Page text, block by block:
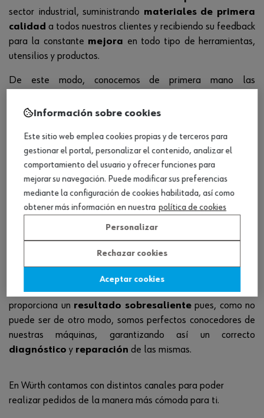
sector industrial, suministrando materiales de primera
calidad a todos nuestros clientes y recibiendo su feedback
para la constante mejora en todo tipo de herramientas,
utensilios y productos.
De este modo, conocemos de primera mano las
permitiéndonos evolucionar en todos aquellos aspectos
cumplir con sus expectativas bajo los más estrictos
estándares de calidad.
Por otro lado, todos nuestros productos son de alta
calidad,testadosantes de su comercialización y
probados conexigentes programas de calidad
, garantizando así un resultado inigualable.
originales y propias de nuestra compañía, denominado
Master Service. El hecho de no externalizar este servicio
proporciona un resultado sobresalientepues, como no
puede ser de otro modo, somos perfectos conocedores de
nuestras máquinas, garantizando así un correcto
diagnóstico y reparación de las mismas.
En Würth contamos con distintos canales para poder
realizar pedidos de la manera más cómoda para ti.
Información sobre cookies
Este sitio web emplea cookies propias y de terceros para
gestionar el portal, personalizar el contenido, analizar el
comportamiento del usuario y ofrecer funciones para
mejorar su navegación. Puede modificar sus preferencias
mediante la configuración de cookies habilitada, así como
obtener más información en nuestra política de cookies
Personalizar
Rechazar cookies
Aceptar cookies